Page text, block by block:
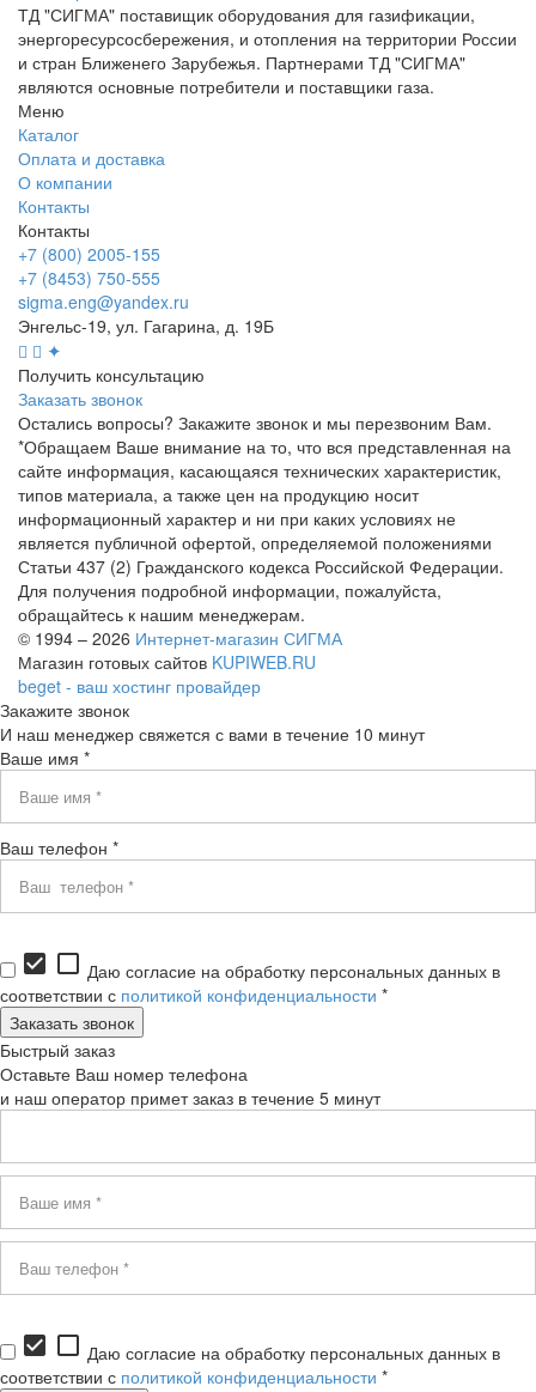
ТД "СИГМА" поставищик оборудования для газификации,
энергоресурсосбережения, и отопления на территории России
и стран Ближенего Зарубежья. Партнерами ТД "СИГМА"
являются основные потребители и поставщики газа.
Меню
Каталог
Оплата и доставка
О компании
Контакты
Контакты
+7 (800) 2005-155
+7 (8453) 750-555
sigma.eng@yandex.ru
Энгельс-19, ул. Гагарина, д. 19Б
✦
Получить консультацию
Заказать звонок
Остались вопросы? Закажите звонок и мы перезвоним Вам.
*Обращаем Ваше внимание на то, что вся представленная на
сайте информация, касающаяся технических характеристик,
типов материала, а также цен на продукцию носит
информационный характер и ни при каких условиях не
является публичной офертой, определяемой положениями
Статьи 437 (2) Гражданского кодекса Российской Федерации.
Для получения подробной информации, пожалуйста,
обращайтесь к нашим менеджерам.
© 1994 – 2026 Интернет-магазин СИГМА
Магазин готовых сайтов KUPIWEB.RU
beget - ваш хостинг провайдер
Закажите звонок
И наш менеджер свяжется с вами в течение 10 минут
Ваше имя *
Ваш телефон *
check_box check_box_outline_blank Даю согласие на обработку персональных данных в
соответствии с политикой конфиденциальности *
Быстрый заказ
Оставьте Ваш номер телефона
и наш оператор примет заказ в течение 5 минут
check_box check_box_outline_blank Даю согласие на обработку персональных данных в
соответствии с политикой конфиденциальности *